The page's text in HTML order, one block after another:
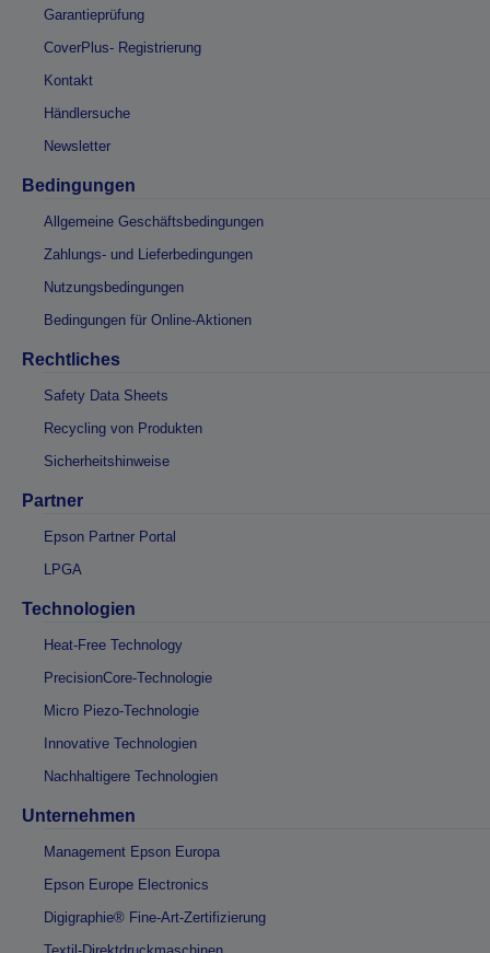
Garantieprüfung
CoverPlus- Registrierung
Kontakt
Händlersuche
Newsletter
Bedingungen
Allgemeine Geschäftsbedingungen
Zahlungs- und Lieferbedingungen
Nutzungsbedingungen
Bedingungen für Online-Aktionen
Rechtliches
Safety Data Sheets
Recycling von Produkten
Sicherheitshinweise
Partner
Epson Partner Portal
LPGA
Technologien
Heat-Free Technology
PrecisionCore-Technologie
Micro Piezo-Technologie
Innovative Technologien
Nachhaltigere Technologien
Unternehmen
Management Epson Europa
Epson Europe Electronics
Digigraphie® Fine-Art-Zertifizierung